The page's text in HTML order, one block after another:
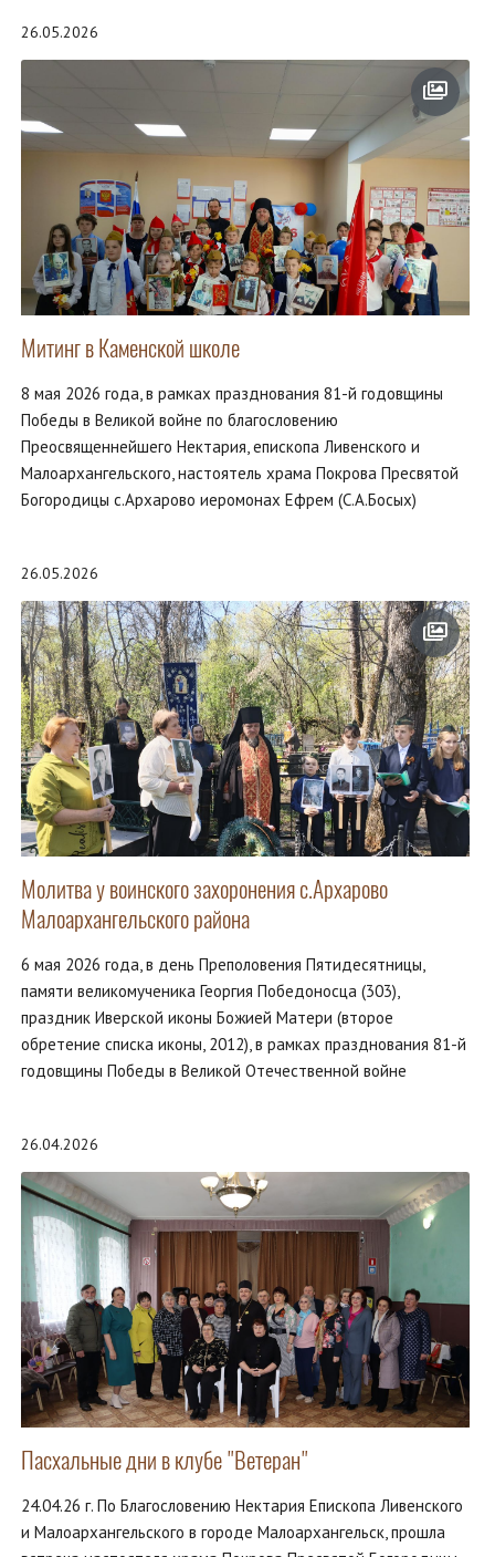
26.05.2026
Митинг в Каменской школе
8 мая 2026 года, в рамках празднования 81-й годовщины
Победы в Великой войне по благословению
Преосвященнейшего Нектария, епископа Ливенского и
Малоархангельского, настоятель храма Покрова Пресвятой
Богородицы с.Архарово иеромонах Ефрем (С.А.Босых)
26.05.2026
Молитва у воинского захоронения с.Архарово
Малоархангельского района
6 мая 2026 года, в день Преполовения Пятидесятницы,
памяти великомученика Георгия Победоносца (303),
праздник Иверской иконы Божией Матери (второе
обретение списка иконы, 2012), в рамках празднования 81-й
годовщины Победы в Великой Отечественной войне
26.04.2026
Пасхальные дни в клубе "Ветеран"
24.04.26 г. По Благословению Нектария Епископа Ливенского
и Малоархангельского в городе Малоархангельск, прошла